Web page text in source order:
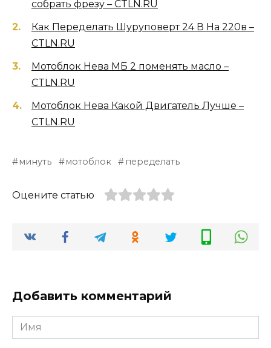
собрать фрезу – CTLN.RU
Как Переделать Шуруповерт 24 В На 220в –
CTLN.RU
Мотоблок Нева МБ 2 поменять масло –
CTLN.RU
Мотоблок Нева Какой Двигатель Лучше –
CTLN.RU
минуть мотоблок переделать
Оцените статью
Добавить комментарий
Имя
*